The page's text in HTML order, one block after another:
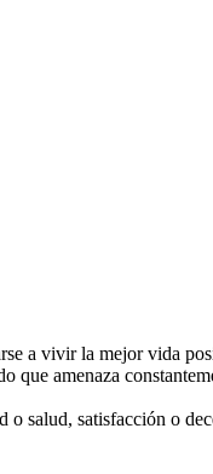
a vivir la mejor vida
que amenaza
salud, satisfacción o